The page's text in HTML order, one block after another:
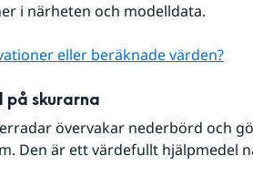
i närheten och modelldata.
eller beräknade värden?
på skurarna
övervakar nederbörd och
Den är ett värdefullt hjälpmedel